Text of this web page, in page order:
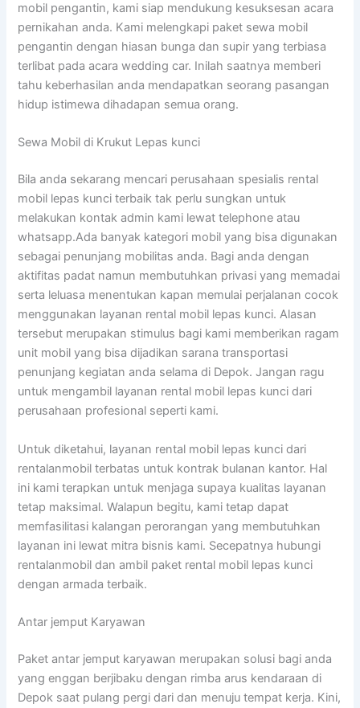
mobil pengantin, kami siap mendukung kesuksesan acara
pernikahan anda. Kami melengkapi paket sewa mobil
pengantin dengan hiasan bunga dan supir yang terbiasa
terlibat pada acara wedding car. Inilah saatnya memberi
tahu keberhasilan anda mendapatkan seorang pasangan
hidup istimewa dihadapan semua orang.
Sewa Mobil di Krukut Lepas kunci
Bila anda sekarang mencari perusahaan spesialis rental
mobil lepas kunci terbaik tak perlu sungkan untuk
melakukan kontak admin kami lewat telephone atau
whatsapp.Ada banyak kategori mobil yang bisa digunakan
sebagai penunjang mobilitas anda. Bagi anda dengan
aktifitas padat namun membutuhkan privasi yang memadai
serta leluasa menentukan kapan memulai perjalanan cocok
menggunakan layanan rental mobil lepas kunci. Alasan
tersebut merupakan stimulus bagi kami memberikan ragam
unit mobil yang bisa dijadikan sarana transportasi
penunjang kegiatan anda selama di Depok. Jangan ragu
untuk mengambil layanan rental mobil lepas kunci dari
perusahaan profesional seperti kami.
Untuk diketahui, layanan rental mobil lepas kunci dari
rentalanmobil terbatas untuk kontrak bulanan kantor. Hal
ini kami terapkan untuk menjaga supaya kualitas layanan
tetap maksimal. Walapun begitu, kami tetap dapat
memfasilitasi kalangan perorangan yang membutuhkan
layanan ini lewat mitra bisnis kami. Secepatnya hubungi
rentalanmobil dan ambil paket rental mobil lepas kunci
dengan armada terbaik.
Antar jemput Karyawan
Paket antar jemput karyawan merupakan solusi bagi anda
yang enggan berjibaku dengan rimba arus kendaraan di
Depok saat pulang pergi dari dan menuju tempat kerja. Kini,